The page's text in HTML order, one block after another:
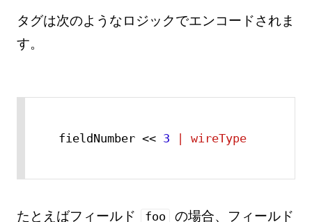
タグは次のようなロジックでエンコードされま
す。
fieldNumber << 3 | wireType
たとえばフィールド foo
の場合、フィールド